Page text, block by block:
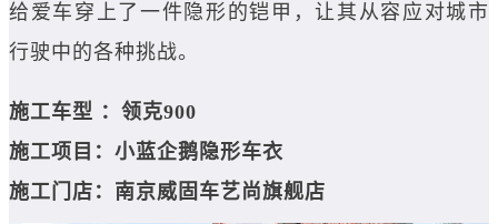
给爱车穿上了一件隐形的铠甲，让其从容应对城市
行驶中的各种挑战。
施工车型 ：领克900
施工项目：小蓝企鹅隐形车衣
施工门店：南京威固车艺尚旗舰店